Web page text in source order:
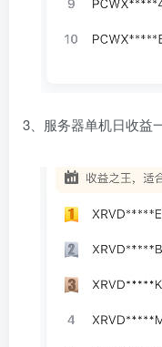
3、服务器单机日收益